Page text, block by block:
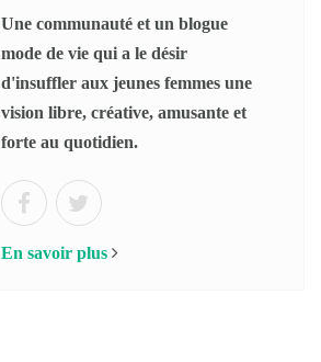
Une communauté et un blogue
mode de vie qui a le désir
d'insuffler aux jeunes femmes une
vision libre, créative, amusante et
forte au quotidien.
En savoir plus